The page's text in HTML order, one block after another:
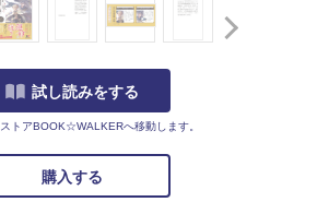
試し読みをする
トアBOOK☆WALKERへ移動します。
購入する